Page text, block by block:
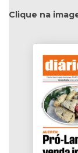
Clique na